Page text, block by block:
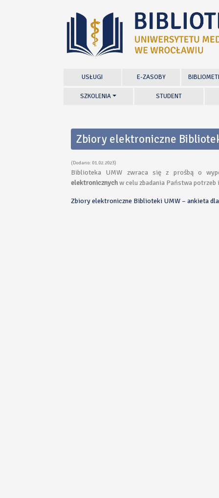
USŁUGI E-ZASOBY
SZKOLENIA STUDENT
Zbiory elektroniczne
(Dodano: 01.02.2023)
Biblioteka UMW zwraca się z prośbą o
elektronicznychw celu zbadania Państwa
Zbiory elektroniczne Biblioteki UMW – ankieta